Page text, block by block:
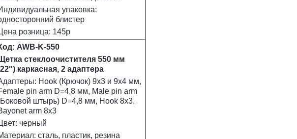
упаковка:
блистер
розница: 145р
AWB-K-550
стеклоочистителя 550 мм
каркасная, 2 адаптера
Hook (Крючок) 9х3 и 9х4 мм,
pin arm D=4,8 мм, Male pin arm
штырь) D=4,8 мм, Hook 8x3,
arm 8x3
черный
сталь, пластик, резина